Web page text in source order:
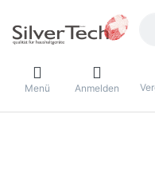
Menü Anmelden